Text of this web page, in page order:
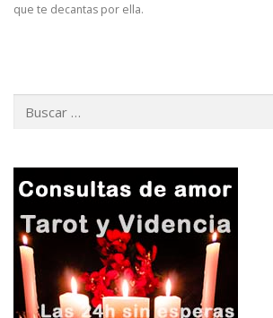
que te decantas por ella.